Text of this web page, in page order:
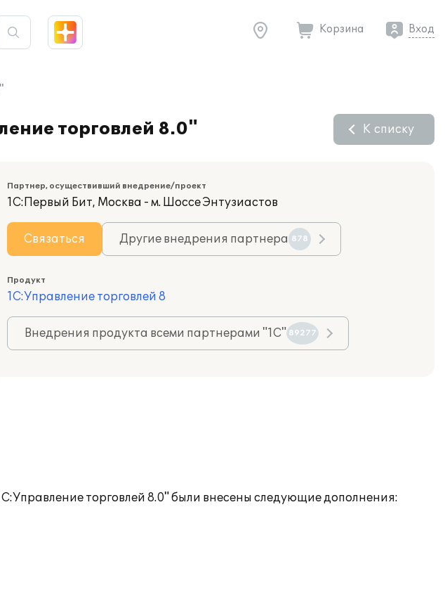
Корзина Вход
торговлей 8.0" К списку
Партнер, осуществивший внедрение/проект
1С:Первый Бит, Москва - м. Шоссе Энтузиастов
Связаться Другие внедрения партнера 878
Продукт
1С:Управление торговлей 8
Внедрения продукта всеми партнерами "1С" 89277
торговлей 8.0" были внесены следующие дополнения: